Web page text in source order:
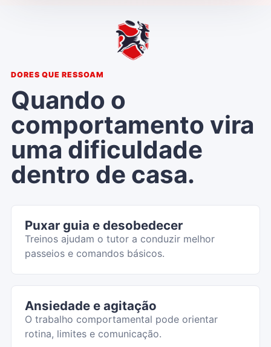
DORES QUE RESSOAM
Quando o
comportamento vira
uma dificuldade
dentro de casa.
Puxar guia e desobedecer
Treinos ajudam o tutor a conduzir melhor
passeios e comandos básicos.
Ansiedade e agitação
O trabalho comportamental pode orientar
rotina, limites e comunicação.